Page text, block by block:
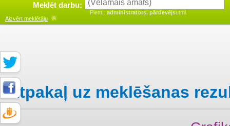
Meklēt darbu:
Piem.: administrators, pārdevējsutml.
Aizvērt meklētāju
Atpakaļ uz meklēšanas